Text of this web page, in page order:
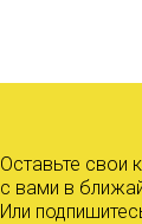
Оставьте свои
с вами в
Или